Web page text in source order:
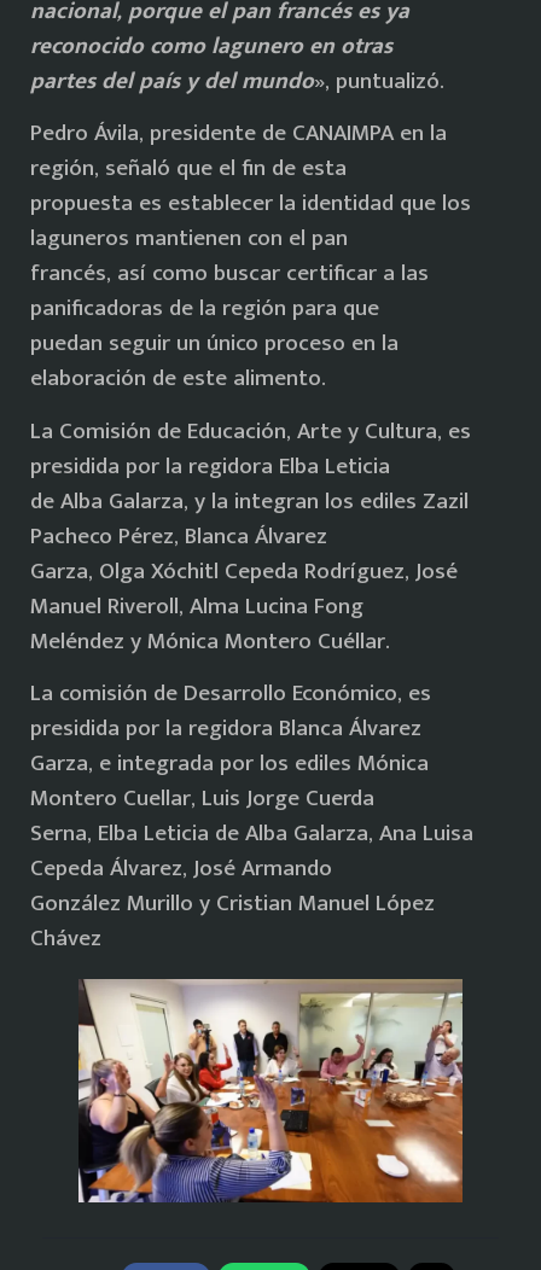
nacional, porque el pan francés es ya
reconocido como lagunero en otras
partes del país y del mundo», puntualizó.
Pedro Ávila, presidente de CANAIMPA en la
región, señaló que el fin de esta
propuesta es establecer la identidad que los
laguneros mantienen con el pan
francés, así como buscar certificar a las
panificadoras de la región para que
puedan seguir un único proceso en la
elaboración de este alimento.
La Comisión de Educación, Arte y Cultura, es
presidida por la regidora Elba Leticia
de Alba Galarza, y la integran los ediles Zazil
Pacheco Pérez, Blanca Álvarez
Garza, Olga Xóchitl Cepeda Rodríguez, José
Manuel Riveroll, Alma Lucina Fong
Meléndez y Mónica Montero Cuéllar.
La comisión de Desarrollo Económico, es
presidida por la regidora Blanca Álvarez
Garza, e integrada por los ediles Mónica
Montero Cuellar, Luis Jorge Cuerda
Serna, Elba Leticia de Alba Galarza, Ana Luisa
Cepeda Álvarez, José Armando
González Murillo y Cristian Manuel López
Chávez